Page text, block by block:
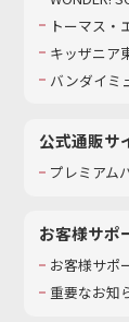
トーマス・
キッザニア
バンダイミ
公式通販サ
プレミアム
お客様サポ
お客様サポ
重要なお知